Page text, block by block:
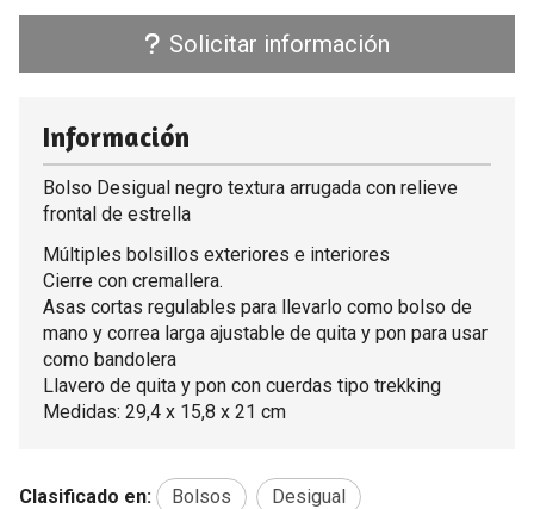
Solicitar información
Información
Bolso Desigual negro textura arrugada con relieve
frontal de estrella
Múltiples bolsillos exteriores e interiores
Cierre con cremallera.
Asas cortas regulables para llevarlo como bolso de
mano y correa larga ajustable de quita y pon para usar
como bandolera
Llavero de quita y pon con cuerdas tipo trekking
Medidas: 29,4 x 15,8 x 21 cm
Clasificado en: Bolsos Desigual